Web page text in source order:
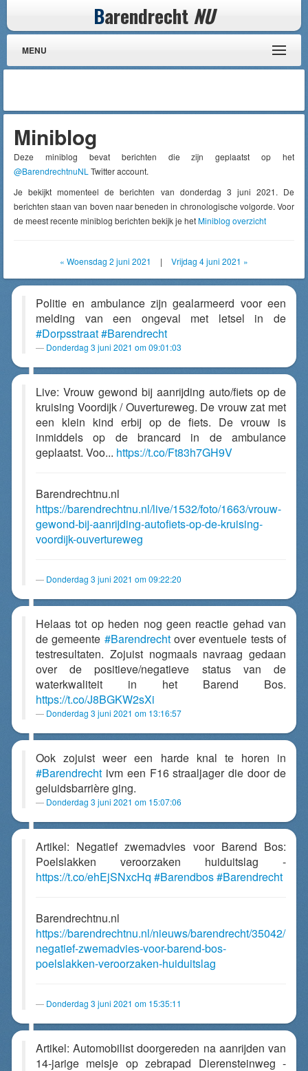
Barendrecht NU
MENU
Miniblog
Deze miniblog bevat berichten die zijn geplaatst op het
@BarendrechtnuNL Twitter account.
Je bekijkt momenteel de berichten van donderdag 3 juni 2021. De
berichten staan van boven naar beneden in chronologische volgorde. Voor
de meest recente miniblog berichten bekijk je hetMiniblog overzicht
« Woensdag 2 juni 2021 | Vrijdag 4 juni 2021 »
Politie en ambulance zijn gealarmeerd voor een
melding van een ongeval met letsel in de
#Dorpsstraat#Barendrecht
Donderdag 3 juni 2021 om 09:01:03
Live: Vrouw gewond bij aanrijding auto/fiets op de
kruising Voordijk / Ouvertureweg. De vrouw zat met
een klein kind erbij op de fiets. De vrouw is
inmiddels op de brancard in de ambulance
geplaatst. Voo... https://t.co/Ft83h7GH9V
Barendrechtnu.nl
https://barendrechtnu.nl/live/1532/foto/1663/vrouw-
gewond-bij-aanrijding-autofiets-op-de-kruising-
voordijk-ouvertureweg
Donderdag 3 juni 2021 om 09:22:20
Helaas tot op heden nog geen reactie gehad van
de gemeente #Barendrechtover eventuele tests of
testresultaten. Zojuist nogmaals navraag gedaan
over de positieve/negatieve status van de
waterkwaliteit in het Barend Bos.
https://t.co/J8BGKW2sXi
Donderdag 3 juni 2021 om 13:16:57
Ook zojuist weer een harde knal te horen in
#Barendrecht ivm een F16 straaljager die door de
geluidsbarrière ging.
Donderdag 3 juni 2021 om 15:07:06
Artikel: Negatief zwemadvies voor Barend Bos:
Poelslakken veroorzaken huiduitslag -
https://t.co/ehEjSNxcHq #Barendbos#Barendrecht
Barendrechtnu.nl
https://barendrechtnu.nl/nieuws/barendrecht/35042/
negatief-zwemadvies-voor-barend-bos-
poelslakken-veroorzaken-huiduitslag
Donderdag 3 juni 2021 om 15:35:11
Artikel: Automobilist doorgereden na aanrijden van
14-jarige meisje op zebrapad Dierensteinweg -